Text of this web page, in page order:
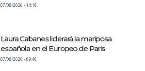
07/08/2026 - 14:18
Laura Cabanes liderará la mariposa
española en el Europeo de París
07/08/2026 - 09:46